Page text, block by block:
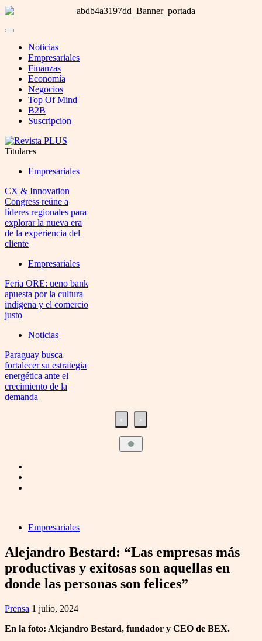
Noticias
Empresariales
Finanzas
Economía
Negocios
Top Of Mind
B2B
Suscripcion
Titulares
Empresariales
CX & Innovation
Congress reúne a
líderes regionales para
explorar la nueva era
de la experiencia del
cliente
Empresariales
Feria ORE: ueno bank
apuesta por la cultura
indígena y el comercio
justo
Noticias
Paraguay busca
fortalecer su estrategia
energética ante el
crecimiento de la
demanda
‹ ›
Empresariales
Alejandro Bestard: “Las empresas más
productivas y exitosas son aquellas en
donde las personas son felices”
Prensa 1 julio, 2024
En la foto: Alejandro Bestard, fundador y CEO de BEX.